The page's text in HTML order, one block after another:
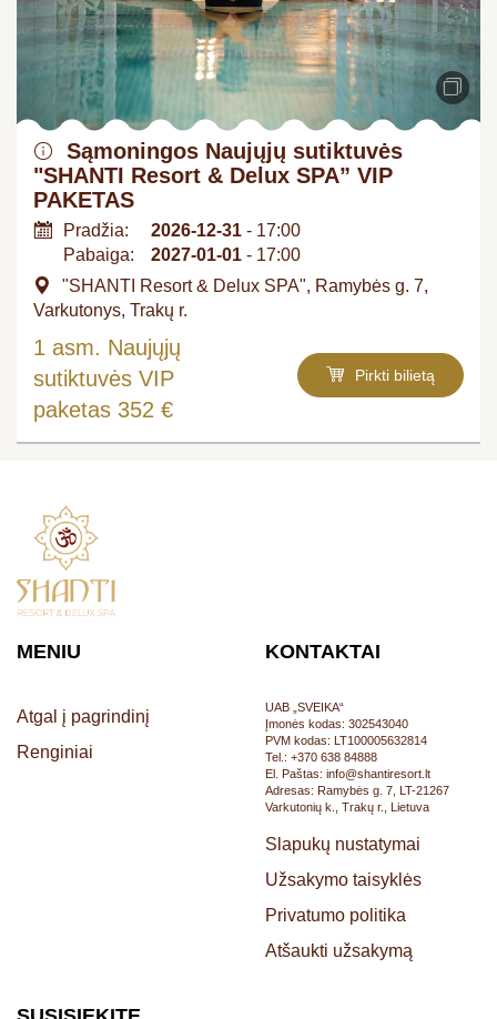
Sąmoningos Naujųjų sutiktuvės
"SHANTI Resort & Delux SPA” VIP
PAKETAS
Pradžia: 2026-12-31 - 17:00
Pabaiga:
2027-01-01 - 17:00
"SHANTI Resort & Delux SPA", Ramybės g. 7,
Varkutonys, Trakų r.
1 asm. Naujųjų
sutiktuvės VIP
paketas 352 €
Pirkti bilietą
MENIU
Atgal į pagrindinį
Renginiai
KONTAKTAI
UAB „SVEIKA“
Įmonės kodas: 302543040
PVM kodas: LT100005632814
Tel.: +370 638 84888
El. Paštas: info@shantiresort.lt
Adresas: Ramybės g. 7, LT-21267
Varkutonių k., Trakų r., Lietuva
Slapukų nustatymai
Užsakymo taisyklės
Privatumo politika
Atšaukti užsakymą